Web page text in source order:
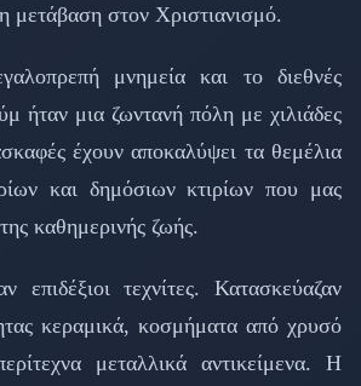
μετάβαση στον Χριστιανισμό.
μνημεία και το διεθνές
ήταν μια ζωντανή πόλη με χιλιάδες
έχουν αποκαλύψει τα θεμέλια
και δημόσιων κτιρίων που μας
καθημερινής ζωής.
επιδέξιοι τεχνίτες. Κατασκεύαζαν
κεραμικά, κοσμήματα από χρυσό
μεταλλικά αντικείμενα. Η